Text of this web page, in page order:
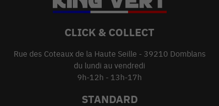
CLICK & COLLECT
Rue des Coteaux de la Haute Seille - 39210 Domblans
du lundi au vendredi
9h-12h - 13h-17h
STANDARD